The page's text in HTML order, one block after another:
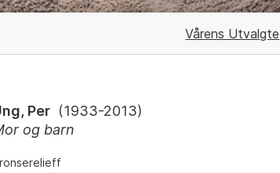
Vårens Utvalgte
Per (1933-2013)
og barn